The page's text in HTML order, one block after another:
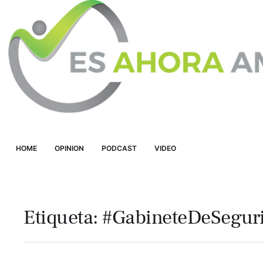
HOME OPINION PODCAST VIDEO
Etiqueta: